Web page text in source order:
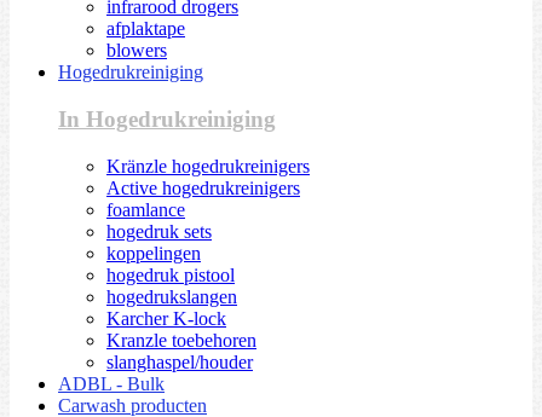
infrarood drogers
afplaktape
blowers
Hogedrukreiniging
In Hogedrukreiniging
Kränzle hogedrukreinigers
Active hogedrukreinigers
foamlance
hogedruk sets
koppelingen
hogedruk pistool
hogedrukslangen
Karcher K-lock
Kranzle toebehoren
slanghaspel/houder
ADBL - Bulk
Carwash producten